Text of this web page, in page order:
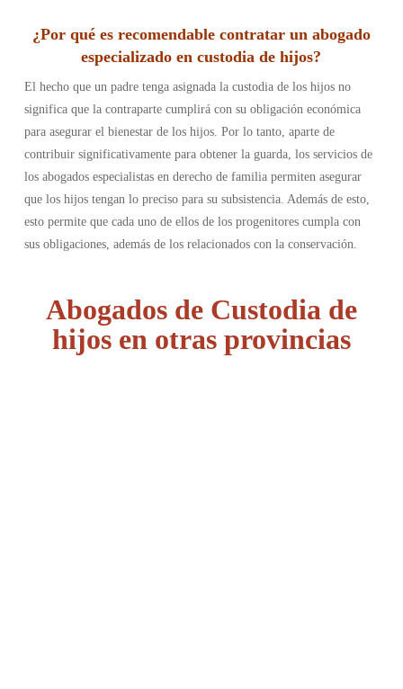
¿Por qué es recomendable contratar un abogado
especializado en custodia de hijos?
El hecho que un padre tenga asignada la custodia de los hijos no
significa que la contraparte cumplirá con su obligación económica
para asegurar el bienestar de los hijos. Por lo tanto, aparte de
contribuir significativamente para obtener la guarda, los servicios de
los abogados especialistas en derecho de familia permiten asegurar
que los hijos tengan lo preciso para su subsistencia. Además de esto,
esto permite que cada uno de ellos de los progenitores cumpla con
sus obligaciones, además de los relacionados con la conservación.
Abogados de Custodia de
hijos en otras provincias